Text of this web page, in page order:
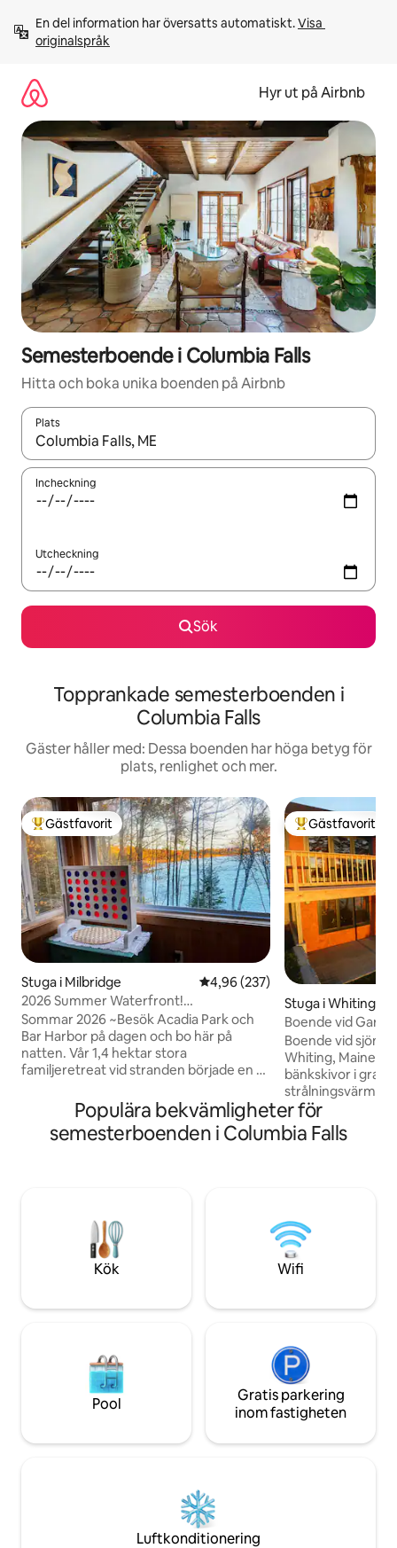
innehåll
En del information har översatts automatiskt. Visa
originalspråk
Hyr ut på Airbnb
Semesterboende i Columbia Falls
Hitta och boka unika boenden på Airbnb
Plats
När resultaten är tillgängliga kan du navigera med upp- och
Incheckning
Utcheckning
Sök
Topprankade semesterboenden i
Columbia Falls
Gäster håller med: Dessa boenden har höga betyg för
plats, renlighet och mer.
Populär gästfavorit
Gästfavorit
Stuga i Milbridge 4,96 av 5 i genomsnittligt
4,96 (237)
2026 Summer Waterfront!
Höghastighets-Wifi på Flat Bay
Sommar 2026 ~Besök Acadia Park och
Bar Harbor på dagen och bo här på
natten. Vår 1,4 hektar stora
familjeretreat vid stranden började en 18
och öppnade först nyligen – diskmaskin,
nya sängar, höghastighetsinternet utan
databegränsning. Vi blev kära i denna
uppleva en öronbedövande tystnad
under stjärnornas naturliga ljus.
Höghastighetsinternet håller dig
Populär
Gästfavorit
Stuga i Whiting
Boende vid
och utsikt
Boende vid sjön
Whiting, Maine. Kakelgolv, träinteriör,
bänkskivor i
strålningsvärme
Fantastisk utsikt/
Altan/grill. Delad tillgång till vatten med
intilliggande stuga. Wifi. Roku TV -
Angränsande
sommaren mot en
husdjur. Ingen
vaping inom
Populära bekvämligheter för
semesterboenden i Columbia Falls
Kök Wifi
Pool
Gratis parkering
inom fastigheten
Luftkonditionering